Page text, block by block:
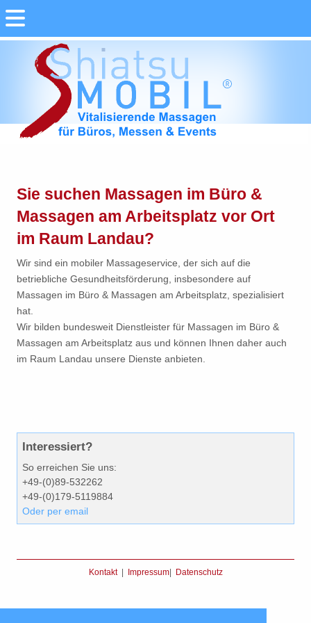
Sie suchen Massagen im Büro &
Massagen am Arbeitsplatz vor Ort
im Raum Landau?
Wir sind ein mobiler Massageservice, der sich auf die
betriebliche Gesundheitsförderung, insbesondere auf
Massagen im Büro & Massagen am Arbeitsplatz, spezialisiert
hat.
Wir bilden bundesweit Dienstleister für Massagen im Büro &
Massagen am Arbeitsplatz aus und können Ihnen daher auch
im Raum Landau unsere Dienste anbieten.
Interessiert?
So erreichen Sie uns:
+49-(0)89-532262
+49-(0)179-5119884
Oder per email
Kontakt| Impressum| Datenschutz